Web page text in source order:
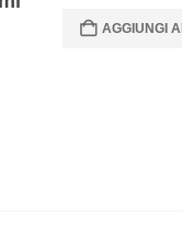
AGGIUNGI